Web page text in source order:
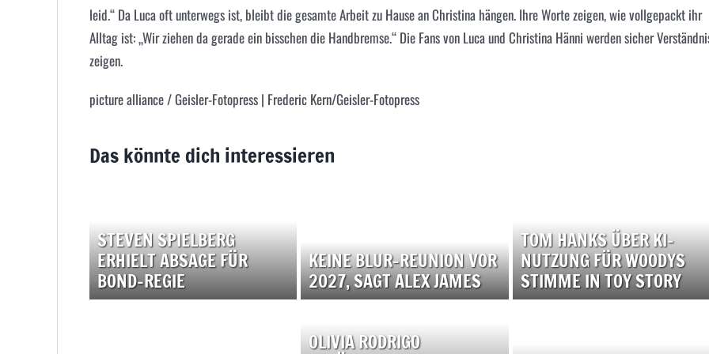
leid.“ Da Luca oft unterwegs ist, bleibt die gesamte Arbeit zu Hause an Christina hängen. Ihre Worte zeigen, wie vollgepackt ihr
Alltag ist: „Wir ziehen da gerade ein bisschen die Handbremse.“ Die Fans von Luca und Christina Hänni werden sicher
zeigen.
picture alliance / Geisler-Fotopress | Frederic Kern/Geisler-Fotopress
Das könnte dich interessieren
STEVEN SPIELBERG
ERHIELT ABSAGE FÜR
BOND-REGIE
KEINE BLUR-REUNION VOR
2027, SAGT ALEX JAMES
TOM HANKS ÜBER KI-
NUTZUNG FÜR WOODYS
STIMME IN TOY STORY
OLIVIA RODRIGO